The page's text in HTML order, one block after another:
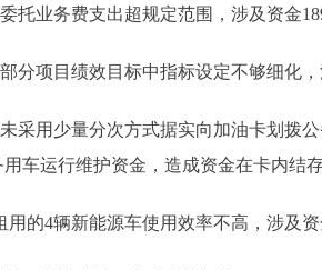
托业务费支出超规定范围，涉及资金
分项目绩效目标中指标设定不够细化
采用少量分次方式据实向加油卡划拨
车运行维护资金，造成资金在卡内结
用的4辆新能源车使用效率不高，涉及